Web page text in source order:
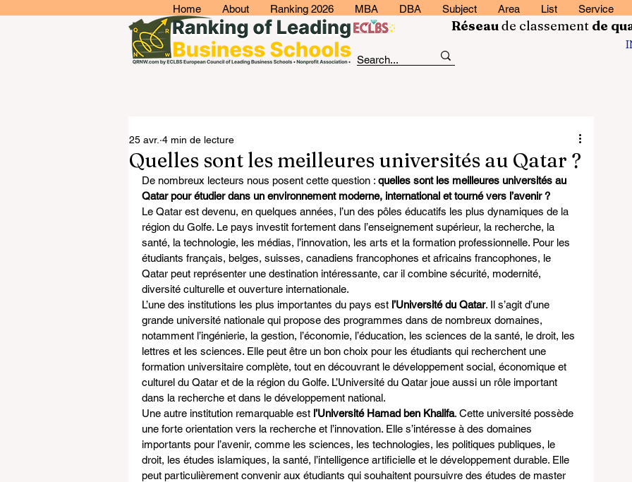
Home About Ranking 2026 MBA DBA Subject Area List Service
Réseaude classement de
Quelles sont les meilleures universités au Qatar ?
25 avr. 4 min de lecture
De nombreux lecteurs nous posent cette question : quelles sont les meilleures universités au
Qatar pour étudier dans un environnement moderne, international et tourné vers l’avenir ?
Le Qatar est devenu, en quelques années, l’un des pôles éducatifs les plus dynamiques de la
région du Golfe. Le pays investit fortement dans l’enseignement supérieur, la recherche, la
santé, la technologie, les médias, l’innovation, les arts et la formation professionnelle. Pour les
étudiants français, belges, suisses, canadiens francophones et africains francophones, le
Qatar peut représenter une destination intéressante, car il combine sécurité, modernité,
diversité culturelle et ouverture internationale.
L’une des institutions les plus importantes du pays est l’Université du Qatar. Il s’agit d’une
grande université nationale qui propose des programmes dans de nombreux domaines,
notamment l’ingénierie, la gestion, l’économie, l’éducation, les sciences de la santé, le droit, les
lettres et les sciences. Elle peut être un bon choix pour les étudiants qui recherchent une
formation universitaire complète, tout en découvrant le développement social, économique et
culturel du Qatar et de la région du Golfe. L’Université du Qatar joue aussi un rôle important
dans la recherche et dans le développement national.
Une autre institution remarquable est l’Université Hamad ben Khalifa. Cette université possède
une forte orientation vers la recherche et l’innovation. Elle s’intéresse à des domaines
importants pour l’avenir, comme les sciences, les technologies, les politiques publiques, le
droit, les études islamiques, la santé, l’intelligence artificielle et le développement durable. Elle
peut particulièrement convenir aux étudiants qui souhaitent poursuivre des études de master